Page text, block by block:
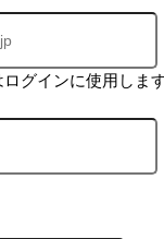
グインに使用します